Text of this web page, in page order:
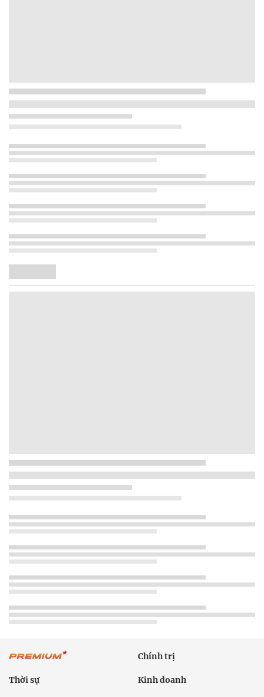
Chính trị
Thời sự Kinh doanh